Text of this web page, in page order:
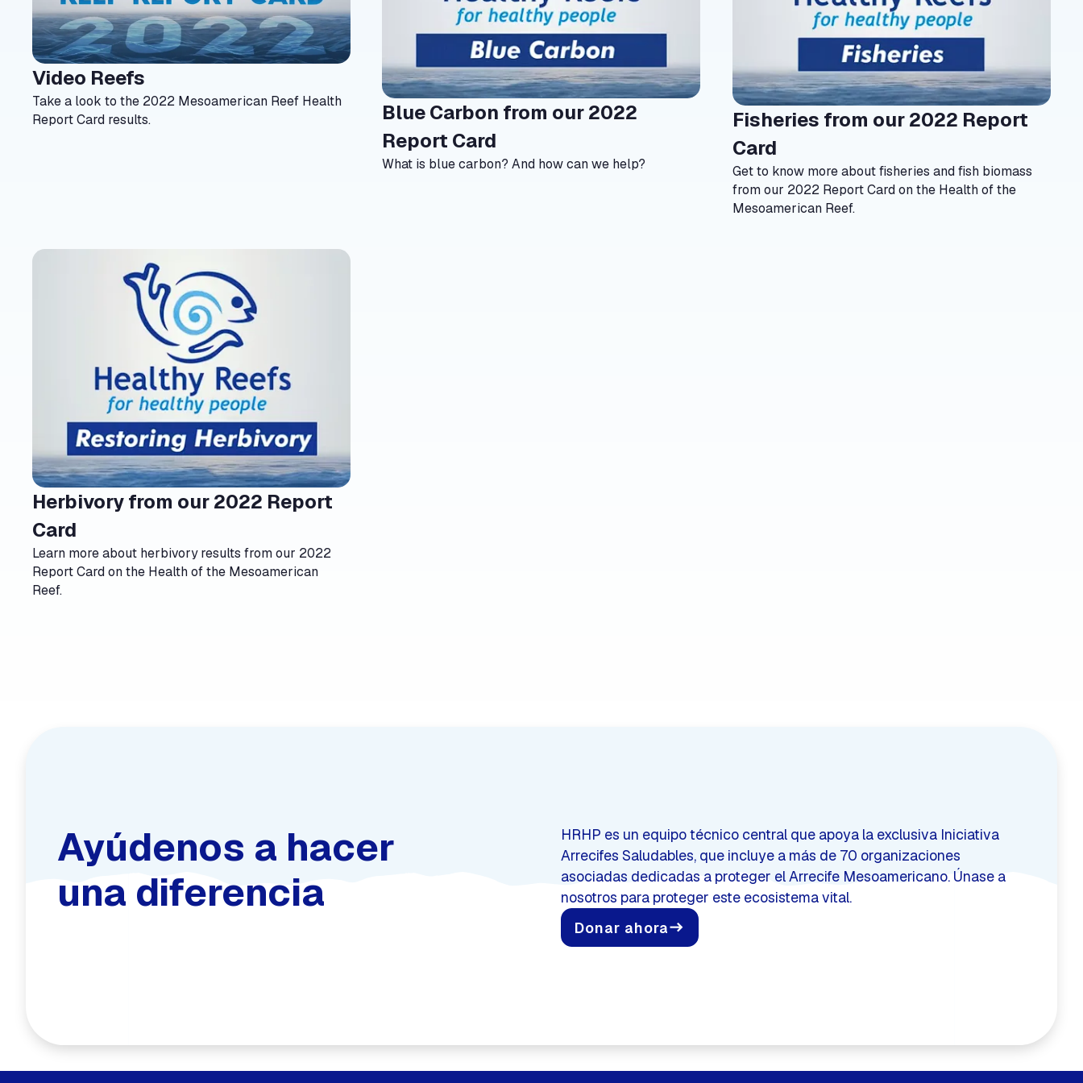
north_east
Video Reefs
Take a look to the 2022 Mesoamerican Reef Health
Report Card results.
north_east
Blue Carbon from our 2022
Report Card
What is blue carbon? And how can we help?
north_east
Fisheries from our 2022 Report
Card
Get to know more about fisheries and fish biomass
from our 2022 Report Card on the Health of the
Mesoamerican Reef.
north_east
Herbivory from our 2022 Report
Card
Learn more about herbivory results from our 2022
Report Card on the Health of the Mesoamerican
Reef.
Ayúdenos a hacer
una diferencia
HRHP es un equipo técnico central que apoya la exclusiva Iniciativa
Arrecifes Saludables, que incluye a más de 70 organizaciones
asociadas dedicadas a proteger el Arrecife Mesoamericano. Únase a
nosotros para proteger este ecosistema vital.
Donar ahoraeast